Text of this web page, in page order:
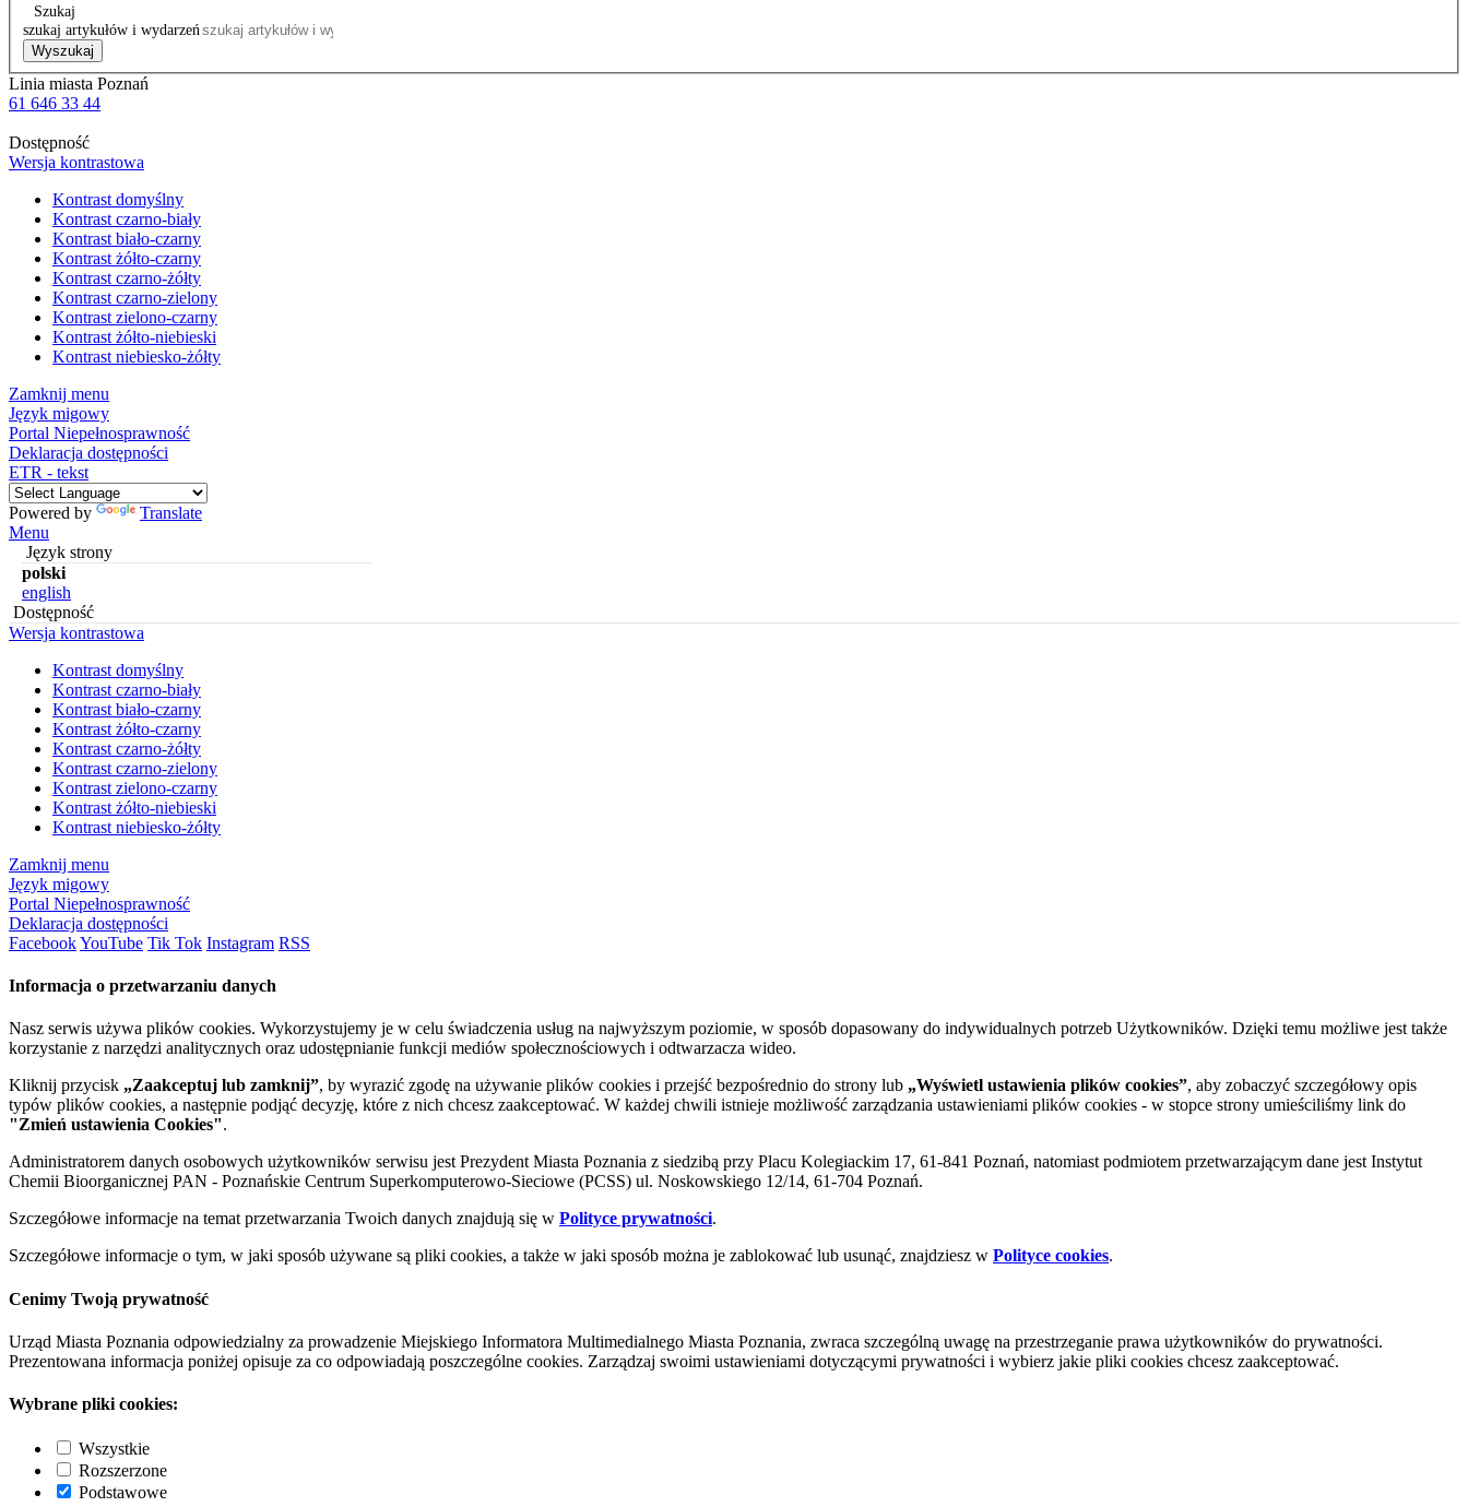
Szukaj
szukaj artykułów i wydarzeń
Wyszukaj
Linia miasta Poznań
61 646 33 44
Dostępność
Wersja kontrastowa
Kontrast domyślny
Kontrast czarno-biały
Kontrast biało-czarny
Kontrast żółto-czarny
Kontrast czarno-żółty
Kontrast czarno-zielony
Kontrast zielono-czarny
Kontrast żółto-niebieski
Kontrast niebiesko-żółty
Zamknij menu
Język migowy
Portal Niepełnosprawność
Deklaracja dostępności
ETR - tekst
Powered by
Translate
Menu
Język strony
polski
english
Dostępność
Wersja kontrastowa
Kontrast domyślny
Kontrast czarno-biały
Kontrast biało-czarny
Kontrast żółto-czarny
Kontrast czarno-żółty
Kontrast czarno-zielony
Kontrast zielono-czarny
Kontrast żółto-niebieski
Kontrast niebiesko-żółty
Zamknij menu
Język migowy
Portal Niepełnosprawność
Deklaracja dostępności
FacebookYouTube Tik Tok Instagram RSS
Informacja o przetwarzaniu danych
Nasz serwis używa plików cookies. Wykorzystujemy je w celu świadczenia usług na najwyższym poziomie, w sposób dopasowany do indywidualnych potrzeb Użytkowników. Dzięki temu możliwe jest także
korzystanie z narzędzi analitycznych oraz udostępnianie funkcji mediów społecznościowych i odtwarzacza wideo.
Kliknij przycisk „Zaakceptuj lub zamknij”, by wyrazić zgodę na używanie plików cookies i przejść bezpośrednio do strony lub „Wyświetl ustawienia plików cookies”, aby zobaczyć szczegółowy opis
typów plików cookies, a następnie podjąć decyzję, które z nich chcesz zaakceptować. W każdej chwili istnieje możliwość zarządzania ustawieniami plików cookies - w stopce strony umieściliśmy link do
"Zmień ustawienia Cookies".
Administratorem danych osobowych użytkowników serwisu jest Prezydent Miasta Poznania z siedzibą przy Placu Kolegiackim 17, 61-841 Poznań, natomiast podmiotem przetwarzającym dane jest Instytut
Chemii Bioorganicznej PAN - Poznańskie Centrum Superkomputerowo-Sieciowe (PCSS) ul. Noskowskiego 12/14, 61-704 Poznań.
Szczegółowe informacje na temat przetwarzania Twoich danych znajdują się w Polityce prywatności.
Szczegółowe informacje o tym, w jaki sposób używane są pliki cookies, a także w jaki sposób można je zablokować lub usunąć, znajdziesz w Polityce cookies.
Cenimy Twoją prywatność
Urząd Miasta Poznania odpowiedzialny za prowadzenie Miejskiego Informatora Multimedialnego Miasta Poznania, zwraca szczególną uwagę na przestrzeganie prawa użytkowników do prywatności.
Prezentowana informacja poniżej opisuje za co odpowiadają poszczególne cookies. Zarządzaj swoimi ustawieniami dotyczącymi prywatności i wybierz jakie pliki cookies chcesz zaakceptować.
Wybrane pliki cookies:
Wszystkie
Rozszerzone
Podstawowe